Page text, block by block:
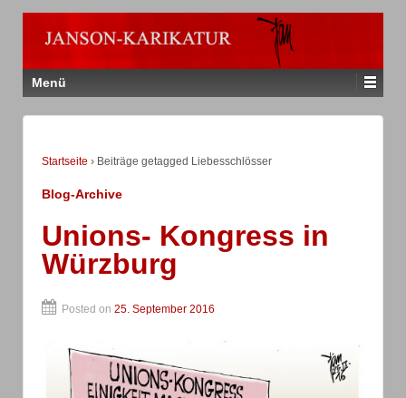
Menü
Startseite › Beiträge getagged Liebesschlösser
Blog-Archive
Unions- Kongress in
Würzburg
Posted on 25. September 2016